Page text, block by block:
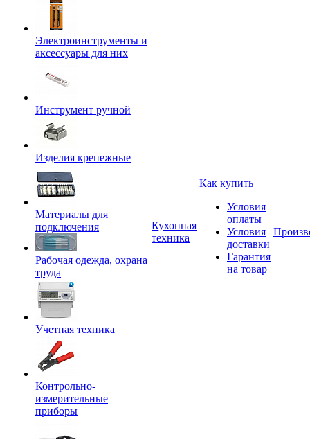
Электроинструменты и
аксессуары для них
Инструмент ручной
Изделия крепежные
Материалы для
подключения
Рабочая одежда, охрана
труда
Учетная техника
Контрольно-
измерительные
приборы
Кухонная
техника
Как купить
Условия
оплаты
Условия
доставки
Гарантия
на товар